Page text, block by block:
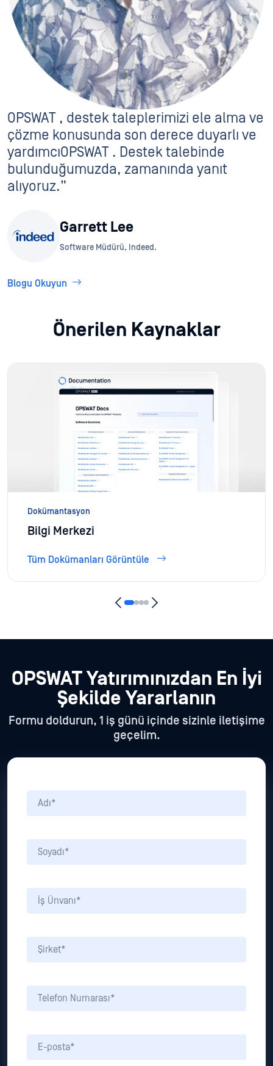
OPSWAT , destek taleplerimizi ele alma ve
çözme konusunda son derece duyarlı ve
yardımcıOPSWAT . Destek talebinde
bulunduğumuzda, zamanında yanıt
alıyoruz.”
Garrett Lee
Software Müdürü, Indeed.
Blogu Okuyun
Önerilen Kaynaklar
Dokümantasyon
Bilgi Merkezi
Tüm Dokümanları Görüntüle
OPSWAT Yatırımınızdan En İyi
Şekilde Yararlanın
Formu doldurun, 1 iş günü içinde sizinle iletişime
geçelim.